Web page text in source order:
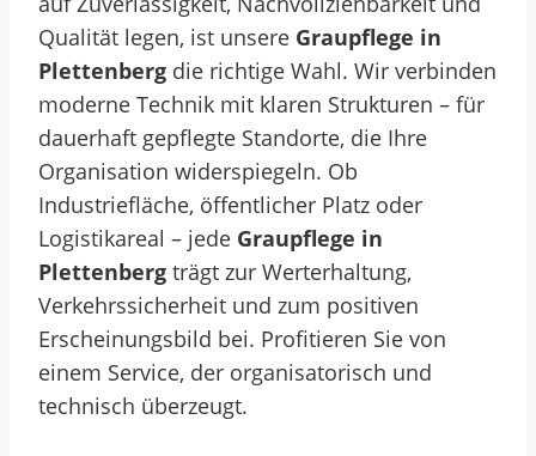
Qualität legen, ist unsere Graupflege in
Plettenberg die richtige Wahl. Wir verbinden
moderne Technik mit klaren Strukturen – für
dauerhaft gepflegte Standorte, die Ihre
Organisation widerspiegeln. Ob
Industriefläche, öffentlicher Platz oder
Logistikareal – jede Graupflege in
Plettenberg trägt zur Werterhaltung,
Verkehrssicherheit und zum positiven
Erscheinungsbild bei. Profitieren Sie von
einem Service, der organisatorisch und
technisch überzeugt.